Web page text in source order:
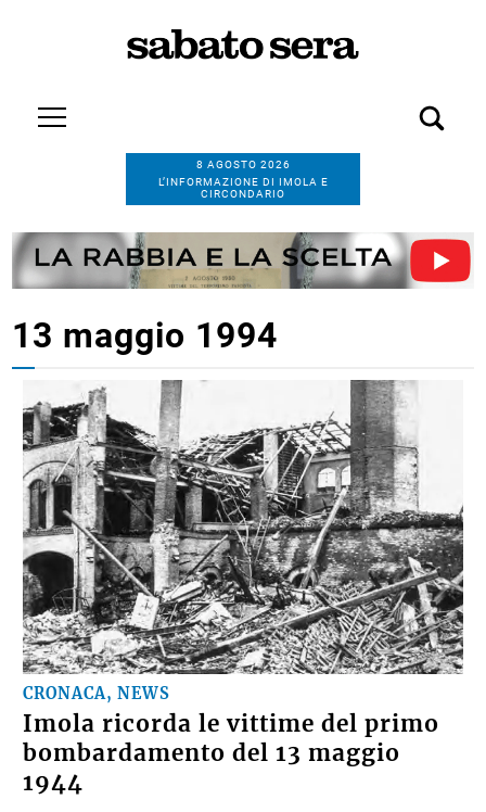
8 AGOSTO 2026
L’INFORMAZIONE DI IMOLA E
CIRCONDARIO
13 maggio 1994
CRONACA, NEWS
Imola ricorda le vittime del primo
bombardamento del 13 maggio
1944